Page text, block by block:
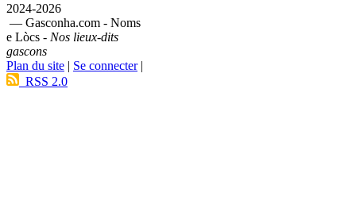
2024-2026
— Gasconha.com - Noms
e Lòcs - Nos lieux-dits
gascons
Plan du site | Se connecter|
RSS 2.0